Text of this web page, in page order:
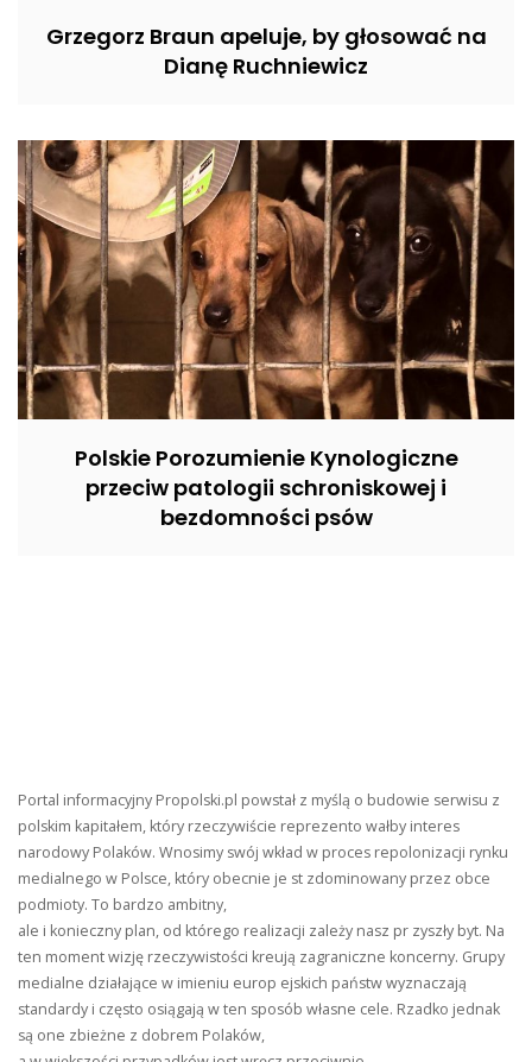
Grzegorz Braun apeluje, by głosować na
Dianę Ruchniewicz
Polskie Porozumienie Kynologiczne
przeciw patologii schroniskowej i
bezdomności psów
Portal informacyjny Propolski.pl powstał z myślą o budowie serwisu z
polskim kapitałem, który rzeczywiście reprezento wałby interes
narodowy Polaków. Wnosimy swój wkład w proces repolonizacji rynku
medialnego w Polsce, który obecnie je st zdominowany przez obce
podmioty. To bardzo ambitny,
ale i konieczny plan, od którego realizacji zależy nasz pr zyszły byt. Na
ten moment wizję rzeczywistości kreują zagraniczne koncerny. Grupy
medialne działające w imieniu europ ejskich państw wyznaczają
standardy i często osiągają w ten sposób własne cele. Rzadko jednak
są one zbieżne z dobrem Polaków,